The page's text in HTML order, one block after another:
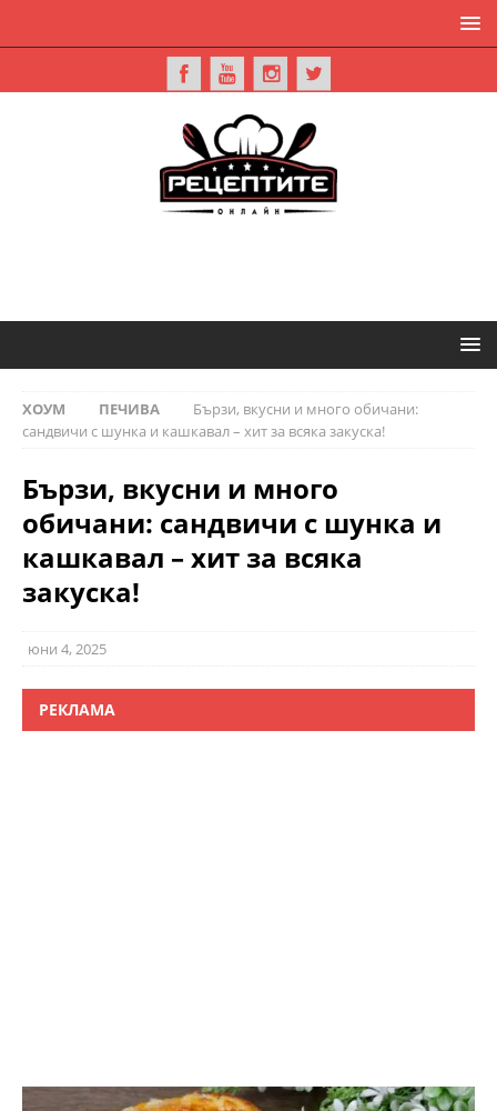
ХОУМ ПЕЧИВА
Бързи, вкусни и много обичани:
сандвичи с шунка и кашкавал – хит за всяка закуска!
Бързи, вкусни и много
обичани: сандвичи с шунка и
кашкавал – хит за всяка
закуска!
юни 4, 2025
РЕКЛАМА